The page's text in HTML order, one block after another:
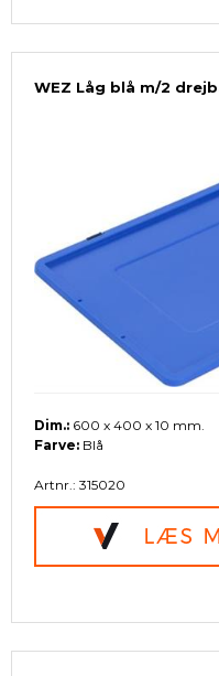
WEZ Låg blå m/2
Dim.: 600 x 400 x 10 mm.
Farve: Blå
Artnr.: 315020